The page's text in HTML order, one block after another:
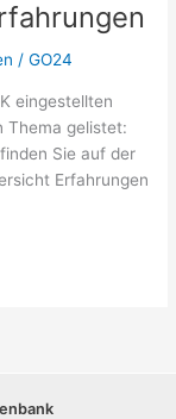
/GO24
eingestellten
Thema gelistet:
Sie auf der
Erfahrungen